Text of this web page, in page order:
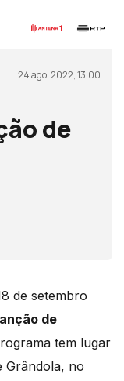
24 ago, 2022, 13:00
de
de setembro
de
tem lugar
Grândola, no